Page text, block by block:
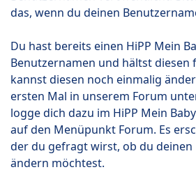
das, wenn du deinen
Du hast bereits einen HiPP Mein
Benutzernamen und hältst diesen
kannst diesen noch einmalig
ersten Mal in unserem Forum
logge dich dazu im HiPP Mein
auf den Menüpunkt Forum. Es
der du gefragt wirst, ob du deinen
ändern möchtest.